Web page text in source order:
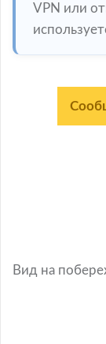
VPN или
Вид на